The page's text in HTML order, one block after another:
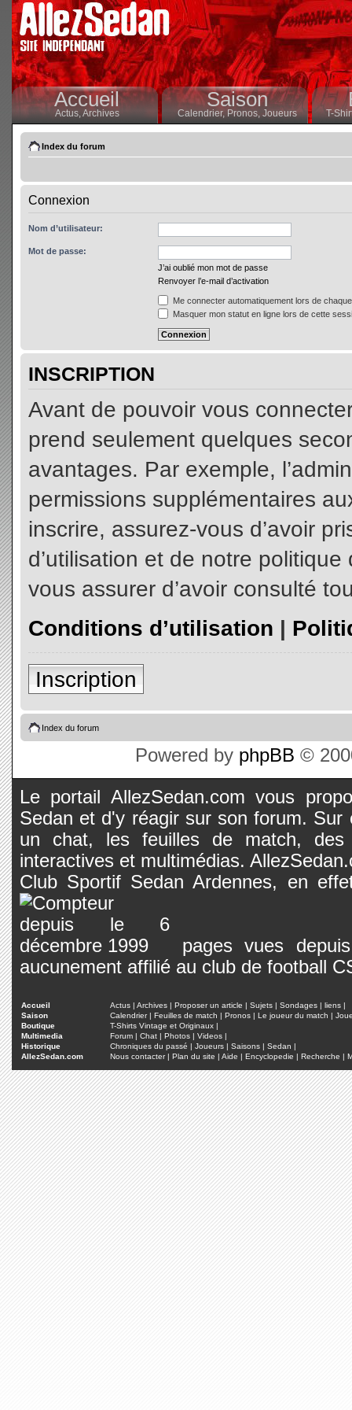
Accueil
Actus,Archives
Saison
Calendrier,Pronos, Joueurs T-
Index du forum
Connexion
Nom d’utilisateur:
Mot de passe:
J’ai oublié mon mot de passe
Renvoyer l’e-mail d’activation
Me connecter automatiquement lors de
Masquer mon statut en ligne lors de cette
INSCRIPTION
Avant de pouvoir vous
prend seulement quelques
avantages. Par exemple,
permissions supplémentaires
inscrire, assurez-vous d’avoir
d’utilisation et de notre
vous assurer d’avoir consulté
Conditions d’utilisation |
Inscription
Index du forum
Powered by phpBB ©
Le portail AllezSedan.com vous
Sedan et d'y réagir sur son forum.
un chat, les feuilles de match, des
interactives et multimédias.
Club Sportif Sedan Ardennes, en
pages vues
aucunement affilié au club de football
Accueil Actus | Archives | Proposer un article | Sujets | Sondages | liens |
Saison
Calendrier| Feuilles de match | Pronos | Le joueur du match |
Boutique
T-Shirts Vintage et Originaux |
Multimedia
Forum | Chat | Photos | Videos |
Historique
Chroniques du passé | Joueurs | Saisons | Sedan |
AllezSedan.com
Nous contacter| Plan du site | Aide | Encyclopedie | Recherche |